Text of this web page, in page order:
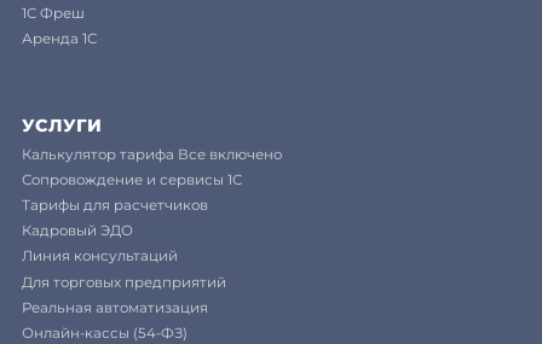
1C Фреш
Аренда 1С
УСЛУГИ
Калькулятор тарифа Все включено
Сопровождение и сервисы 1С
Тарифы для расчетчиков
Кадровый ЭДО
Линия консультаций
Для торговых предприятий
Реальная автоматизация
Онлайн-кассы (54-ФЗ)